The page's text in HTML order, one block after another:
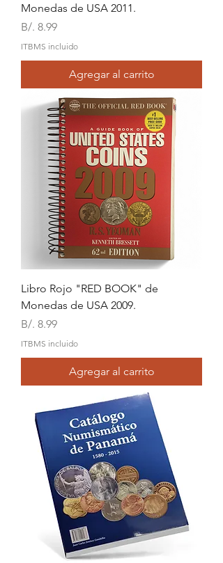
Monedas de USA 2011.
Precio
B/. 8.99
ITBMS incluido
Agregar al carrito
Libro Rojo "RED BOOK" de
Monedas de USA 2009.
Precio
B/. 8.99
ITBMS incluido
Agregar al carrito